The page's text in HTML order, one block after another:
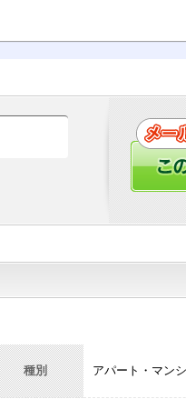
種別 アパート・マン